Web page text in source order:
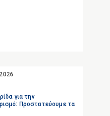
για την
Προστατεύουμε τα